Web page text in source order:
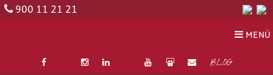
900 11 21 21
MENÚ
BLOG